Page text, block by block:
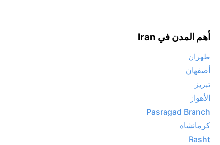
أهم المدن في Iran
طهران
أصفهان
تبريز
الأهواز
Pasragad Branch
كرمانشاه
Rasht